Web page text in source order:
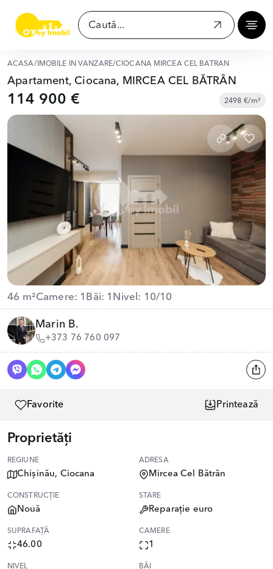
ACASĂ/ IMOBILE ÎN VÂNZARE/CIOCANA MIRCEA CEL BĂTRÂN
Apartament, Ciocana, MIRCEA CEL BĂTRÂN
114 900 € 2498 €/m²
46 m²Camere: 1 Băi: 1 Nivel: 10/10
Marin B.
+373 76 760 097
Favorite Printează
Proprietăți
REGIUNE
Chișinău, Ciocana
ADRESA
Mircea Cel Bătrân
CONSTRUCȚIE
Nouă
STARE
Reparație euro
SUPRAFAȚĂ
46.00
CAMERE
1
NIVEL BĂI